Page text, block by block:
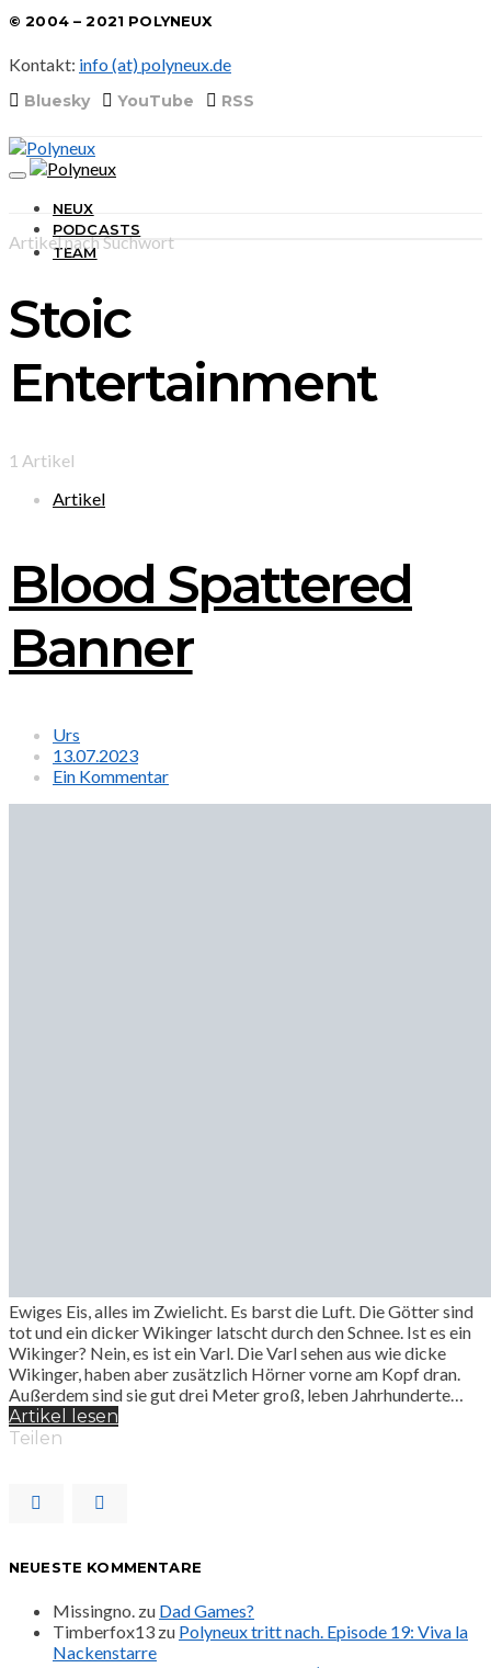
© 2004 – 2021 POLYNEUX
Kontakt: info (at) polyneux.de
Bluesky YouTube RSS
NEUX
PODCASTS
TEAM
Artikel nach Suchwort
Stoic
Entertainment
1 Artikel
Artikel
Blood Spattered
Banner
Urs
13.07.2023
Ein Kommentar
Ewiges Eis, alles im Zwielicht. Es barst die Luft. Die Götter sind
tot und ein dicker Wikinger latscht durch den Schnee. Ist es ein
Wikinger? Nein, es ist ein Varl. Die Varl sehen aus wie dicke
Wikinger, haben aber zusätzlich Hörner vorne am Kopf dran.
Außerdem sind sie gut drei Meter groß, leben Jahrhunderte…
Artikel lesen
Teilen
NEUESTE KOMMENTARE
Missingno. zu Dad Games?
Timberfox13 zu Polyneux tritt nach. Episode 19: Viva la
Nackenstarre